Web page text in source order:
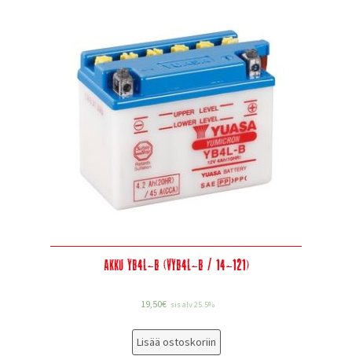
Akku YB4L-B (VYB4L-B / 14-121)
19,50€ sis alv 25.5%
Lisää ostoskoriin